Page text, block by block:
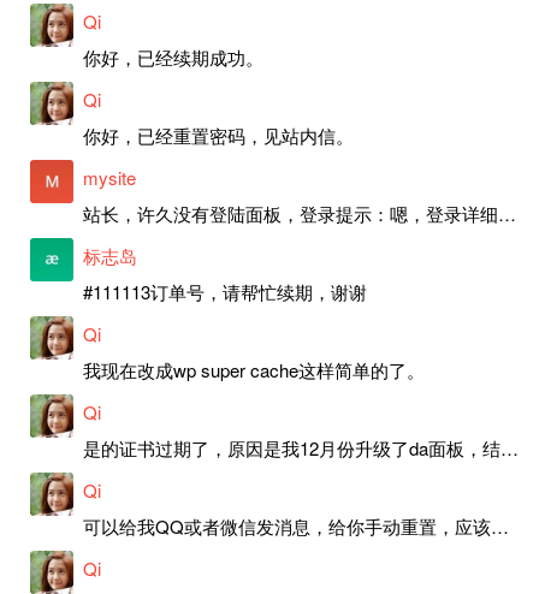
Qi
你好，已经续期成功。
Qi
你好，已经重置密码，见站内信。
mysite
站长，许久没有登陆面板，登录提示：嗯，登录详细信息似乎不正确。请重试。 网站还可以正常使用。如果是密码问题请帮忙重置一下密码。谢谢。订单号：97790，账号：aa20210950。 站长，提交了工单，你回复续期成功，不过我的问题是面部登陆信息有问题，一直是初始密码，现在无法登陆，有时间麻烦排查一下。
标志岛
#111113订单号，请帮忙续期，谢谢
Qi
我现在改成wp super cache这样简单的了。
Qi
是的证书过期了，原因是我12月份升级了da面板，结果后台证书就不更新了，目前还在排查问题。切换PHP版本现在没有了，因为DA新版不支持。
Qi
可以给我QQ或者微信发消息，给你手动重置，应该是服务器插件有问题了，这个wp的主题太老了，导致现在好多的问题，网站的签到功能也是因为这个原因导致的。
Qi